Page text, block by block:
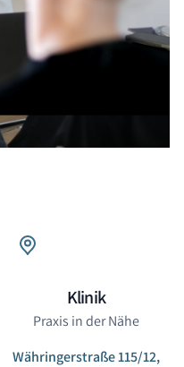
Klinik
Praxis in der Nähe
Währingerstraße 115/12,